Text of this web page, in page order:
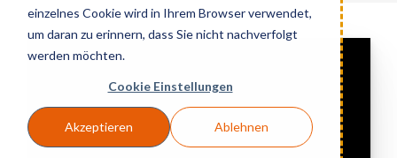
einzelnes Cookie wird in Ihrem Browser verwendet,
um daran zu erinnern, dass Sie nicht nachverfolgt
werden möchten.
Cookie Einstellungen
Akzeptieren Ablehnen